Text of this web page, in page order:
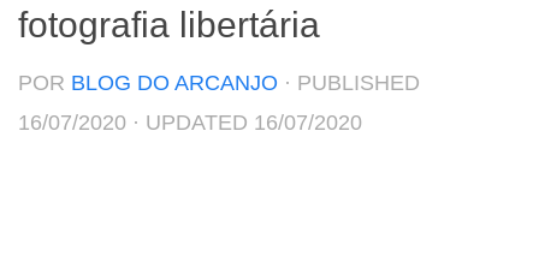
fotografia libertária
POR BLOG DO ARCANJO · PUBLISHED
16/07/2020 · UPDATED 16/07/2020